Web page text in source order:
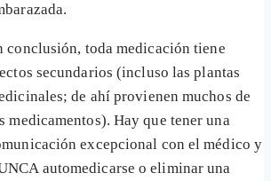
conclusión, toda medicación tiene
secundarios (incluso las plantas
de ahí provienen muchos de
medicamentos). Hay que tener una
excepcional con el médico y
automedicarse o eliminar una